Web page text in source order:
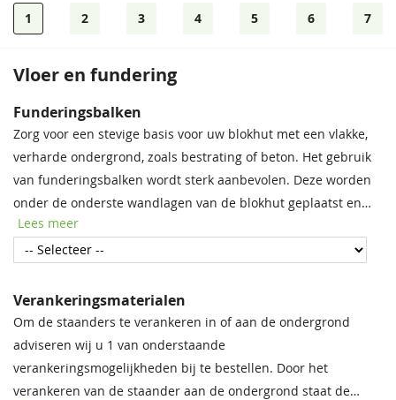
1 2 3 4 5 6 7
Vloer en fundering
Tegen meerprijs kunt u bij dit product dakshingles bestellen.
Deze bitumen dakbedekking is uitermate geschikt voor het
waterdicht afwerken van uw (hellende) dak, om zo de
levensduur van uw tuinverblijf te verlengen.
Zwart
543,15
Rood
543,15
Onze spijkerset bevat zowel spijkers als asfaltnagels voor het
monteren van dakplanken en dakbedekking. Voor modellen
groter dan 5 × 5 m raden we aan twee sets aan te schaffen
voor optimale stabiliteit.
Spijkerset
24,95
Bitumenkit (per stuk)
9,60
Funderingsbalken
Zorg voor een stevige basis voor uw blokhut met een vlakke,
verharde ondergrond, zoals bestrating of beton. Het gebruik
van funderingsbalken wordt sterk aanbevolen. Deze worden
onder de onderste wandlagen van de blokhut geplaatst en
bieden essentiële bescherming tegen regenwater, vocht en
schimmel. Met deze eenvoudige stap verlengt u de
Lees meer
Verankeringsmaterialen
Om de staanders te verankeren in of aan de ondergrond
adviseren wij u 1 van onderstaande
verankeringsmogelijkheden bij te bestellen. Door het
verankeren van de staander aan de ondergrond staat de